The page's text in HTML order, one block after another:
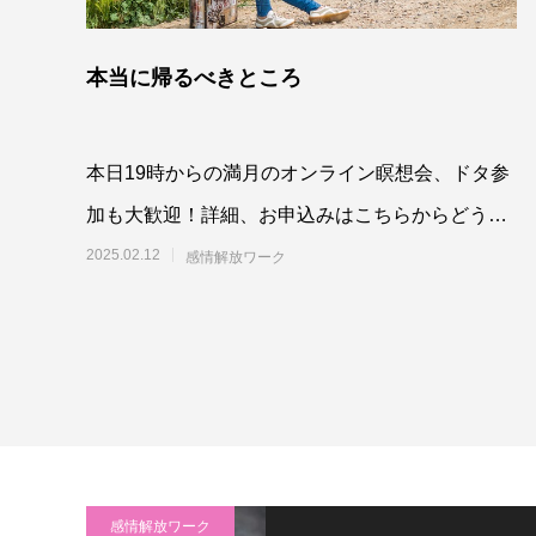
本当に帰るべきところ
本日19時からの満月のオンライン瞑想会、ドタ参
加も大歓迎！詳細、お申込みはこちらからどう
ぞ。⇒満月のオンライン瞑想会さて。
2025.02.12 感情解放ワーク
感情解放ワーク